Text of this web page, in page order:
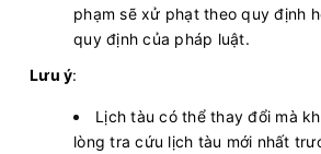
phạm sẽ xử phạt theo quy định
quy định của pháp luật.
Lưu ý:
Lịch tàu có thể thay đổi mà
lòng tra cứu lịch tàu mới nhất